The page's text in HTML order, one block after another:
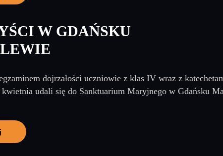
W GDAŃSKU
dojrzałości uczniowie z klas IV wraz z
kwietnia udali się do Sanktuarium Maryjnego w Gdańsku